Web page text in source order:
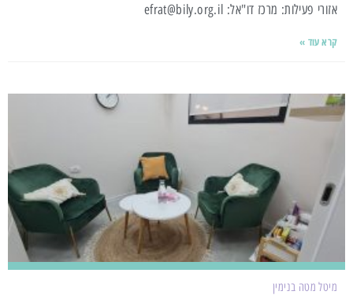
אזורי פעילות: מרכז דו"אל: efrat@bily.org.il
קרא עוד »
מיטל מטה בנימין